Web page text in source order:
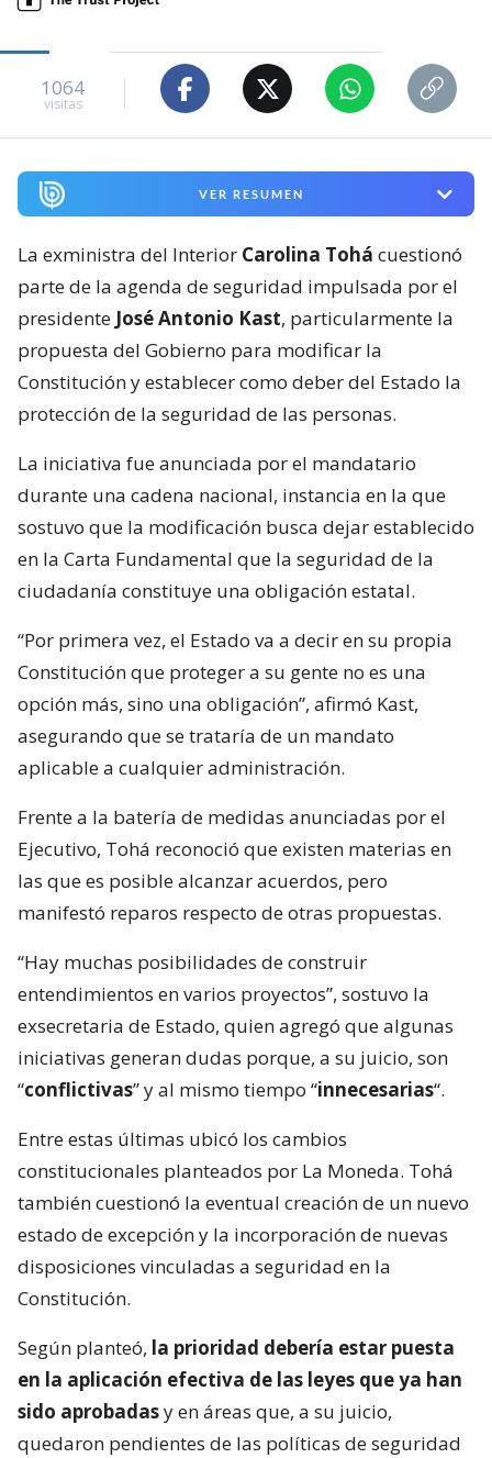
1064
visitas
VER RESUMEN
La exministra del Interior Carolina Tohá cuestionó
parte de la agenda de seguridad impulsada por el
presidente José Antonio Kast, particularmente la
propuesta del Gobierno para modificar la
Constitución y establecer como deber del Estado la
protección de la seguridad de las personas.
La iniciativa fue anunciada por el mandatario
durante una cadena nacional, instancia en la que
sostuvo que la modificación busca dejar establecido
en la Carta Fundamental que la seguridad de la
ciudadanía constituye una obligación estatal.
“Por primera vez, el Estado va a decir en su propia
Constitución que proteger a su gente no es una
opción más, sino una obligación”, afirmó Kast,
asegurando que se trataría de un mandato
aplicable a cualquier administración.
Frente a la batería de medidas anunciadas por el
Ejecutivo, Tohá reconoció que existen materias en
las que es posible alcanzar acuerdos, pero
manifestó reparos respecto de otras propuestas.
“Hay muchas posibilidades de construir
entendimientos en varios proyectos”, sostuvo la
exsecretaria de Estado, quien agregó que algunas
iniciativas generan dudas porque, a su juicio, son
“conflictivas” y al mismo tiempo “innecesarias“.
Entre estas últimas ubicó los cambios
constitucionales planteados por La Moneda. Tohá
también cuestionó la eventual creación de un nuevo
estado de excepción y la incorporación de nuevas
disposiciones vinculadas a seguridad en la
Constitución.
Según planteó, la prioridad debería estar puesta
en la aplicación efectiva de las leyes que ya han
sido aprobadasy en áreas que, a su juicio,
quedaron pendientes de las políticas de seguridad